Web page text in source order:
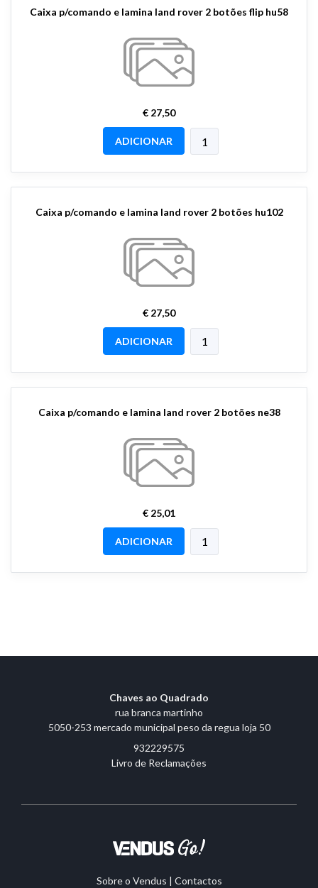
Caixa p/comando e lamina land rover 2 botões flip hu58
€ 27,50
ADICIONAR
Caixa p/comando e lamina land rover 2 botões hu102
€ 27,50
ADICIONAR
Caixa p/comando e lamina land rover 2 botões ne38
€ 25,01
ADICIONAR
Chaves ao Quadrado
rua branca martinho
5050-253 mercado municipal peso da regua loja 50
932229575
Livro de Reclamações
Sobre o Vendus | Contactos